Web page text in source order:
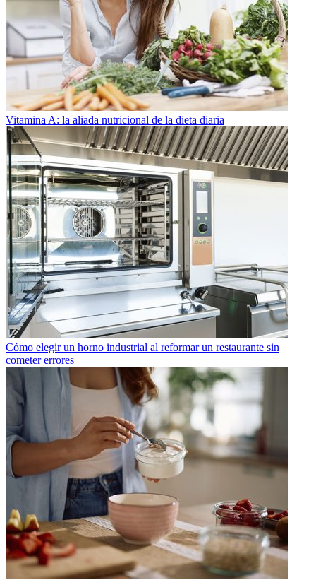
Vitamina A: la aliada nutricional de la dieta diaria
Cómo elegir un horno industrial al reformar un restaurante sin
cometer errores